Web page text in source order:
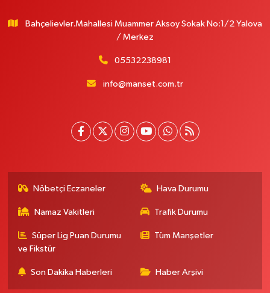
Bahçelievler.Mahallesi Muammer Aksoy Sokak No:1/2 Yalova
/ Merkez
05532238981
info@manset.com.tr
Nöbetçi Eczaneler Hava Durumu
Namaz Vakitleri Trafik Durumu
Süper Lig Puan Durumu
ve Fikstür
Tüm Manşetler
Son Dakika Haberleri Haber Arşivi